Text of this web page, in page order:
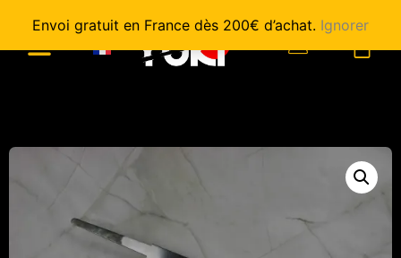
Envoi gratuit en France dès 200€ d’achat. Ignorer